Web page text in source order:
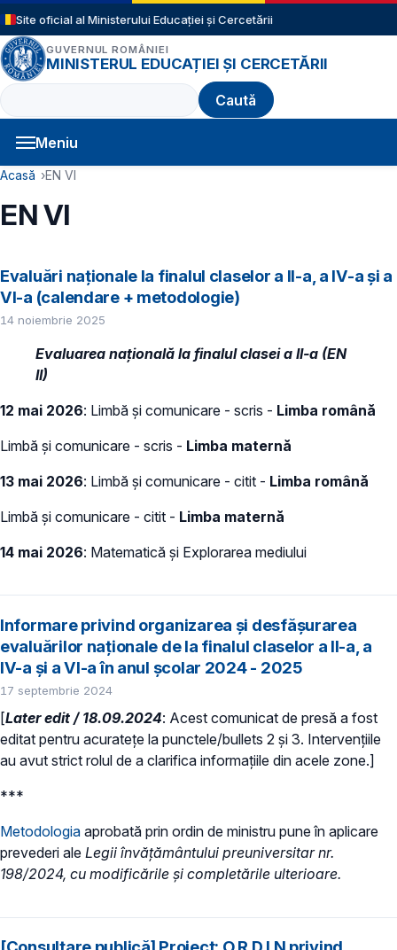
Sari la conținutul principal
Site oficial al Ministerului Educației și Cercetării
GUVERNUL ROMÂNIEI
MINISTERUL EDUCAȚIEI ȘI CERCETĂRII
Caută
Meniu
Navigație principală
Cale de navigare
Acasă EN VI
EN VI
Evaluări naționale la finalul claselor a II-a, a IV-a și a
VI-a (calendare + metodologie)
14 noiembrie 2025
Evaluarea națională la finalul clasei a II-a (EN
II)
12 mai 2026: Limbă și comunicare - scris - Limba română
Limbă și comunicare - scris - Limba maternă
13 mai 2026: Limbă și comunicare - citit - Limba română
Limbă și comunicare - citit - Limba maternă
14 mai 2026: Matematică și Explorarea mediului
Informare privind organizarea și desfășurarea
evaluărilor naționale de la finalul claselor a II-a, a
IV-a și a VI-a în anul școlar 2024 - 2025
17 septembrie 2024
[Later edit / 18.09.2024: Acest comunicat de presă a fost
editat pentru acuratețe la punctele/bullets 2 și 3. Intervențiile
au avut strict rolul de a clarifica informațiile din acele zone.]
***
Metodologia aprobată prin ordin de ministru pune în aplicare
prevederi ale Legii învățământului preuniversitar nr.
198/2024, cu modificările și completările ulterioare.